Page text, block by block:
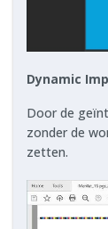
Dynamic
Door de
zonder de
zetten.